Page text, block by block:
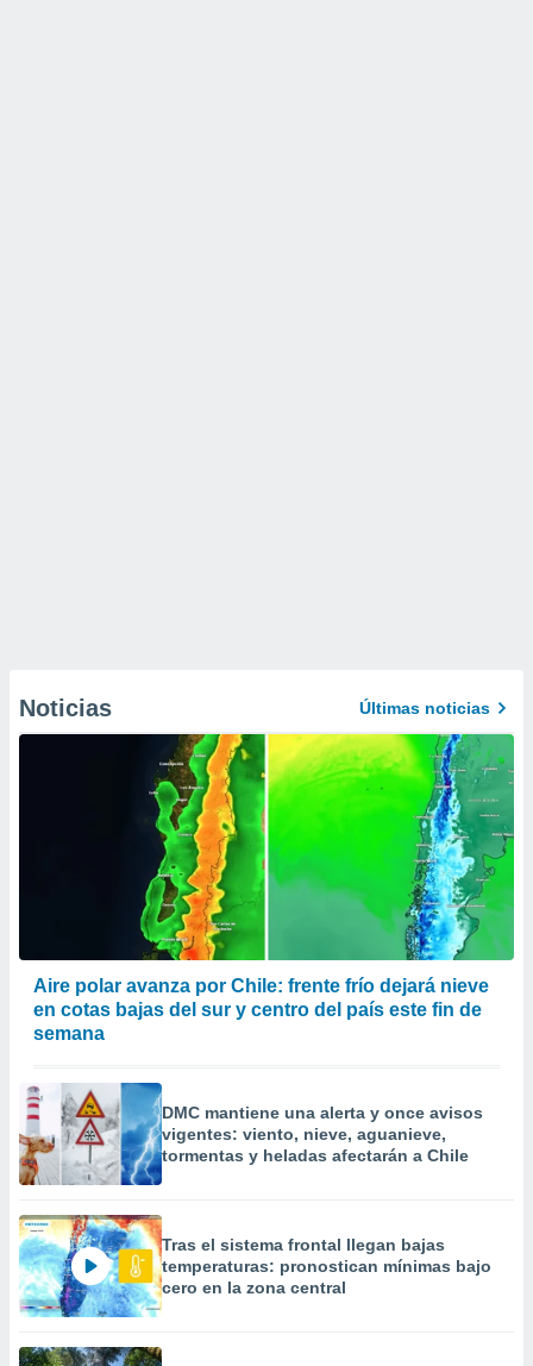
Noticias Últimas noticias
Aire polar avanza por Chile: frente frío dejará nieve
en cotas bajas del sur y centro del país este fin de
semana
DMC mantiene una alerta y once avisos
vigentes: viento, nieve, aguanieve,
tormentas y heladas afectarán a Chile
Tras el sistema frontal llegan bajas
temperaturas: pronostican mínimas bajo
cero en la zona central